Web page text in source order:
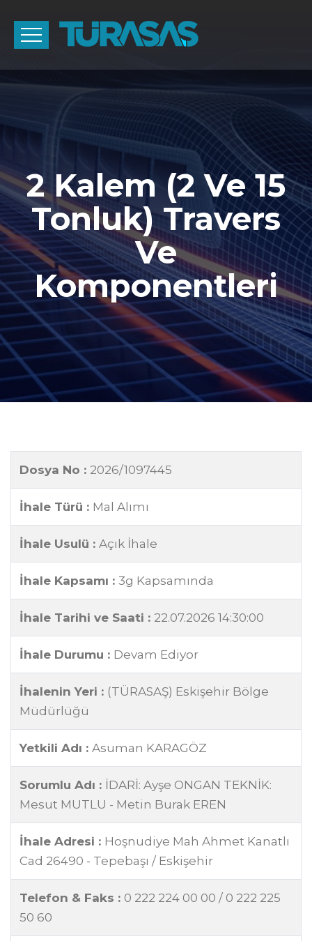
2 Kalem (2 Ve 15
Tonluk) Travers
Ve
Komponentleri
Dosya No : 2026/1097445
İhale Türü : Mal Alımı
İhale Usulü : Açık İhale
İhale Kapsamı : 3g Kapsamında
İhale Tarihi ve Saati : 22.07.2026 14:30:00
İhale Durumu : Devam Ediyor
İhalenin Yeri : (TÜRASAŞ) Eskişehir Bölge
Müdürlüğü
Yetkili Adı : Asuman KARAGÖZ
Sorumlu Adı : İDARİ: Ayşe ONGAN TEKNİK:
Mesut MUTLU - Metin Burak EREN
İhale Adresi : Hoşnudiye Mah Ahmet Kanatlı
Cad 26490 - Tepebaşı / Eskişehir
Telefon & Faks : 0 222 224 00 00 / 0 222 225
50 60